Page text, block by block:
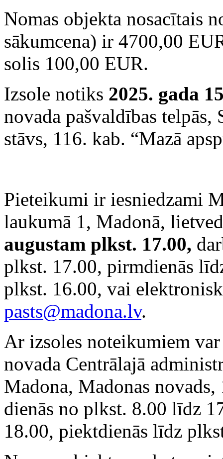
Nomas objekta nosacītais
sākumcena) ir 4700,00
solis 100,00 EUR.
Izsole notiks 2025. gada
novada pašvaldības
stāvs, 116. kab. “Mazā
Pieteikumi ir iesniedzami
laukumā 1, Madonā,
augustam plkst. 17.00,
plkst. 17.00, pirmdienās
plkst. 16.00, vai
pasts@madona.lv.
Ar izsoles noteikumiem
novada Centrālajā
Madona, Madonas
dienās no plkst. 8.00 līdz
18.00, piektdienās līdz